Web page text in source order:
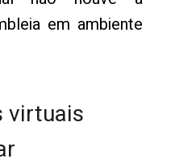
em ambiente
virtuais